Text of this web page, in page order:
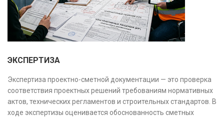
ЭКСПЕРТИЗА
Экспертиза проектно-сметной документации — это проверка
соответствия проектных решений требованиям нормативных
актов, технических регламентов и строительных стандартов. В
ходе экспертизы оценивается обоснованность сметных